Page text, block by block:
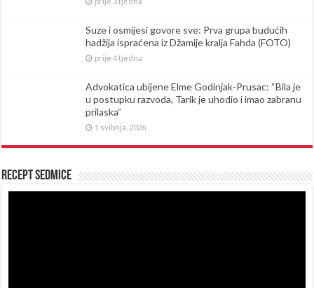
Suze i osmijesi govore sve: Prva grupa budućih
hadžija ispraćena iz Džamije kralja Fahda (FOTO)
prije 4 tjedna
Advokatica ubijene Elme Godinjak-Prusac: “Bila je
u postupku razvoda, Tarik je uhodio i imao zabranu
prilaska”
1 svibnja, 2026
Recept sedmice